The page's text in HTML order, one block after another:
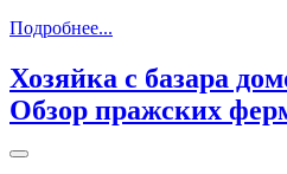
Подробнее...
Хозяйка с базара
Обзор пражских